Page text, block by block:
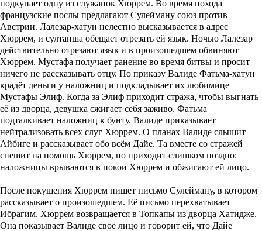
подкупает одну из служанок Хюррем. Во время похода
французские послы предлагают Сулейману союз против
Австрии. Лалезар-хатун нелестно высказывается в адрес
Хюррем, и султанша обещает отрезать ей язык. Ночью Лалезар
действительно отрезают язык и в произошедшем обвиняют
Хюррем. Мустафа получает ранение во время битвы и просит
ничего не рассказывать отцу. По приказу Валиде Фатьма-хатун
крадёт деньги у наложниц и подкладывает их любимице
Мустафы Элиф. Когда за Элиф приходит стража, чтобы выгнать
её из дворца, девушка сжигает себя заживо. Фатьма
подталкивает наложниц к бунту. Валиде приказывает
нейтрализовать всех слуг Хюррем. О планах Валиде слышит
Айбиге и рассказывает обо всём Дайе. Та вместе со стражей
спешит на помощь Хюррем, но приходит слишком поздно:
наложницы врываются в покои Хюррем и обжигают ей лицо.
После покушения Хюррем пишет письмо Сулейману, в котором
рассказывает о произошедшем. Её письмо перехватывает
Ибрагим. Хюррем возвращается в Топкапы из дворца Хатидже.
Она показывает Валиде своё лицо и говорит ей, что Дайе